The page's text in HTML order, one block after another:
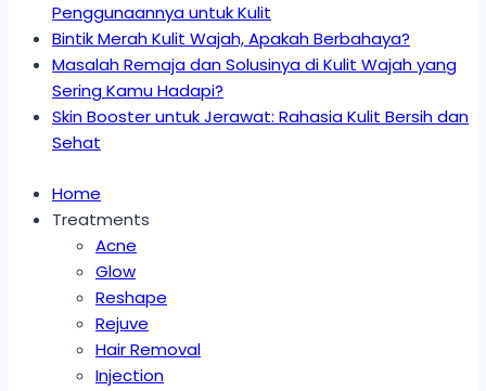
Penggunaannya untuk Kulit
Bintik Merah Kulit Wajah, Apakah Berbahaya?
Masalah Remaja dan Solusinya di Kulit Wajah yang
Sering Kamu Hadapi?
Skin Booster untuk Jerawat: Rahasia Kulit Bersih dan
Sehat
Home
Treatments
Acne
Glow
Reshape
Rejuve
Hair Removal
Injection